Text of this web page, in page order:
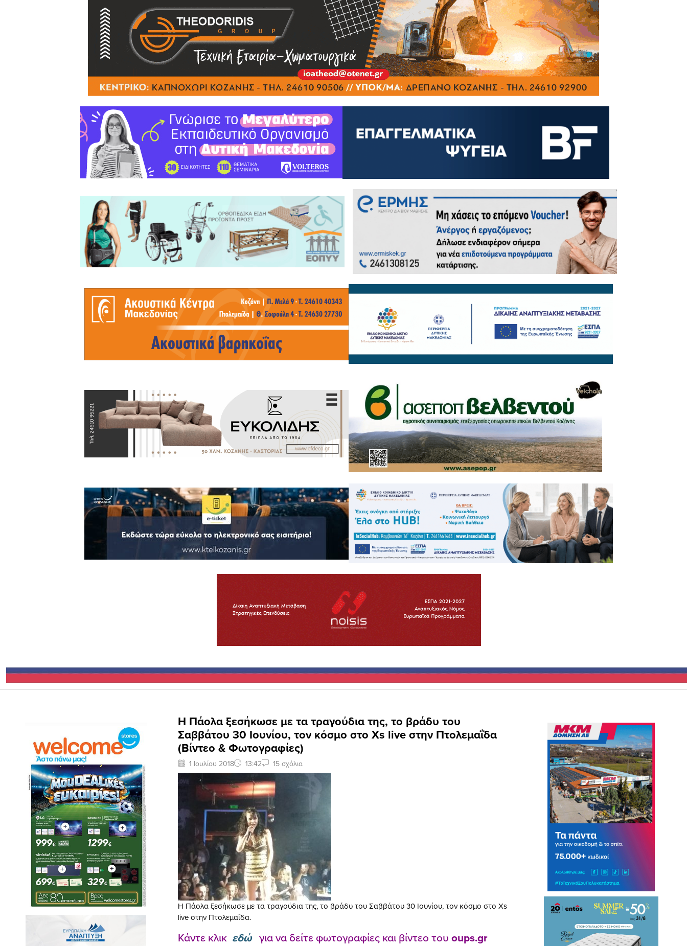
Η Πάολα ξεσήκωσε με τα τραγούδια της, το βράδυ του
Σαββάτου 30 Ιουνίου, τον κόσμο στο Xs live στην Πτολεμαΐδα
(Βίντεο & Φωτογραφίες)
1 Ιουλίου 2018 13:42 15 σχόλια
Η Πάολα ξεσήκωσε με τα τραγούδια της, το βράδυ του Σαββάτου 30 Ιουνίου, τον κόσμο στο Xs
live στην Πτολεμαΐδα.
Κάντε κλικ εδώ για να δείτε φωτογραφίες και βίντεο του oups.gr